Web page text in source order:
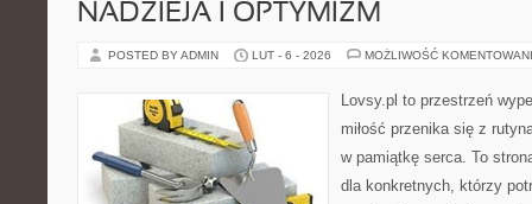
NADZIEJA I OPTYMIZM
POSTED BY ADMIN LUT - 6 - 2026 MOŻLIWOŚĆ
Lovsy.pl to przestrzeń
miłość przenika się z
w pamiątkę serca. To
dla konkretnych, którzy